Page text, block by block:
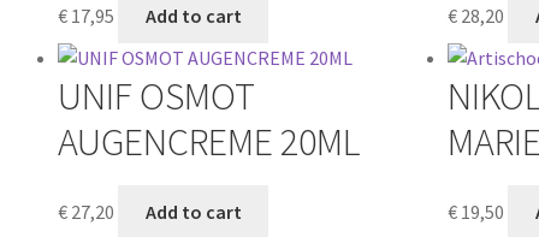
€ 17,95 Add to cart € 28,20
UNIF OSMOT
AUGENCREME 20ML
€ 27,20 Add to cart € 19,50